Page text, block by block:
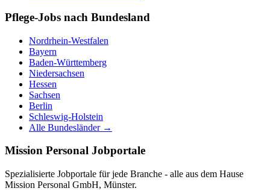
Pflege-Jobs nach Bundesland
Nordrhein-Westfalen
Bayern
Baden-Württemberg
Niedersachsen
Hessen
Sachsen
Berlin
Schleswig-Holstein
Alle Bundesländer →
Mission Personal Jobportale
Spezialisierte Jobportale für jede Branche - alle aus dem Hause
Mission Personal GmbH, Münster.